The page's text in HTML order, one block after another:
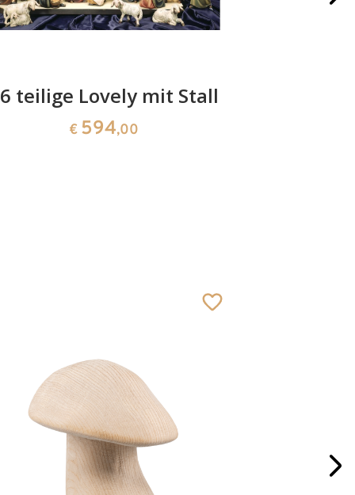
teilige Lovely mit Stall
€ 594,00